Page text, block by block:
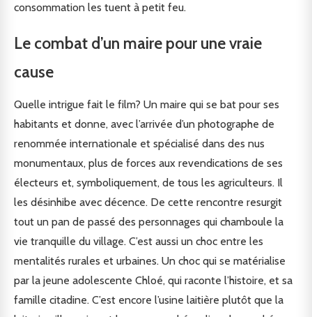
consommation les tuent à petit feu.
Le combat d’un maire pour une vraie
cause
Quelle intrigue fait le film? Un maire qui se bat pour ses
habitants et donne, avec l’arrivée d’un photographe de
renommée internationale et spécialisé dans des nus
monumentaux, plus de forces aux revendications de ses
électeurs et, symboliquement, de tous les agriculteurs. Il
les désinhibe avec décence. De cette rencontre resurgit
tout un pan de passé des personnages qui chamboule la
vie tranquille du village. C’est aussi un choc entre les
mentalités rurales et urbaines. Un choc qui se matérialise
par la jeune adolescente Chloé, qui raconte l’histoire, et sa
famille citadine. C’est encore l’usine laitière plutôt que la